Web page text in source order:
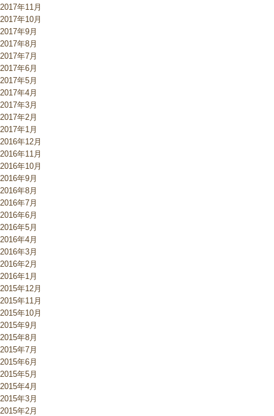
2017年11月
2017年10月
2017年9月
2017年8月
2017年7月
2017年6月
2017年5月
2017年4月
2017年3月
2017年2月
2017年1月
2016年12月
2016年11月
2016年10月
2016年9月
2016年8月
2016年7月
2016年6月
2016年5月
2016年4月
2016年3月
2016年2月
2016年1月
2015年12月
2015年11月
2015年10月
2015年9月
2015年8月
2015年7月
2015年6月
2015年5月
2015年4月
2015年3月
2015年2月